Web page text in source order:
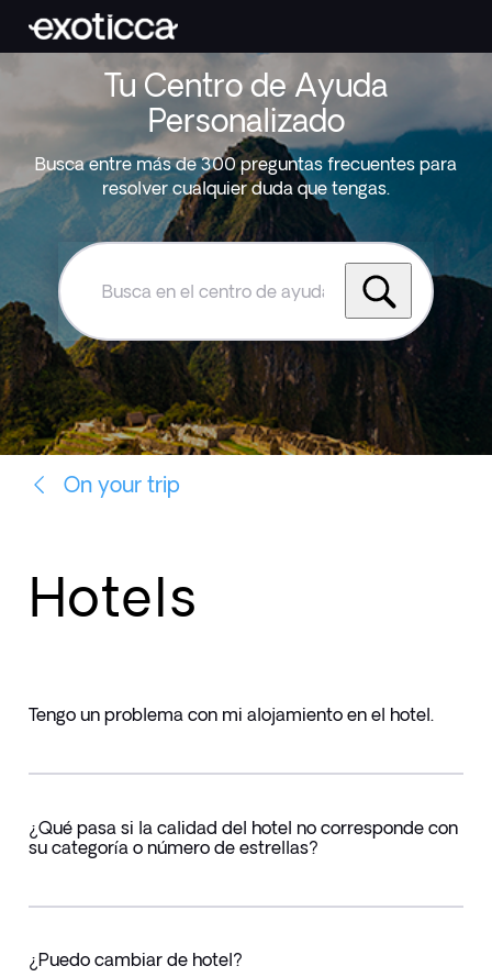
Tu Centro de Ayuda
Personalizado
Busca entre más de 300 preguntas frecuentes para
resolver cualquier duda que tengas.
Busca
el
centro
de
ayuda
de
Exoticca
On your trip
Hotels
Tengo un problema con mi alojamiento en el hotel.
¿Qué pasa si la calidad del hotel no corresponde con
su categoría o número de estrellas?
¿Puedo cambiar de hotel?